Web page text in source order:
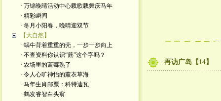
· 万锦晚晴活动中心载歌载舞庆马年
· 精彩瞬间
· 冬月小阳春，晚晴迎双节
【大自然】
· 蜗牛背着重重的壳，一步一步向上
· 不查资料你认识“藨”这个字吗？
· 农场里的蓝莓熟了
· 令人心旷神怡的薰衣草海
· 马年生肖邮票：科特迪瓦
· 鹤发睿智白头翁
再访广岛【14】